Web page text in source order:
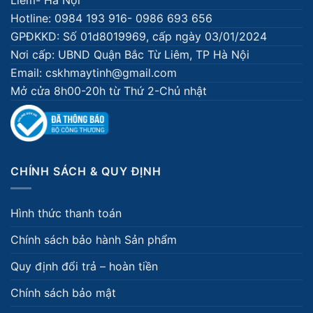
Hotline: 0984 193 916- 0986 693 656
GPĐKKD: Số 01d8019969, cấp ngày 03/01/2024
Nơi cấp: UBND Quận Bắc Từ Liêm, TP Hà Nội
Email: cskhmaytinh@gmail.com
Mở cửa 8h00-20h từ Thứ 2-Chủ nhật
CHÍNH SÁCH & QUY ĐỊNH
Hình thức thanh toán
Chính sách bảo hành Sản phẩm
Quy định đổi trả – hoàn tiền
Chính sách bảo mật